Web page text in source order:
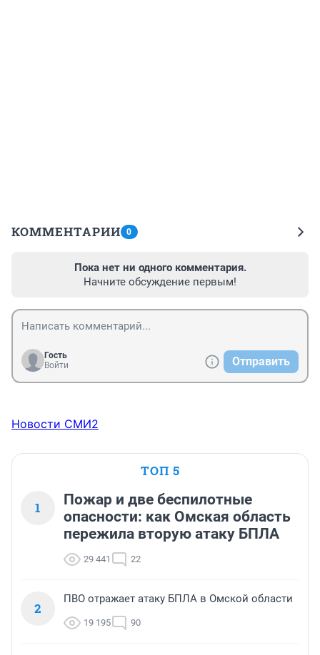
КОММЕНТАРИИ 0
Пока нет ни одного комментария.
Начните обсуждение первым!
Гость
Войти
Отправить
Новости СМИ2
ТОП 5
1
Пожар и две беспилотные
опасности: как Омская область
пережила вторую атаку БПЛА
29 441 22
2
ПВО отражает атаку БПЛА в Омской области
19 195 90